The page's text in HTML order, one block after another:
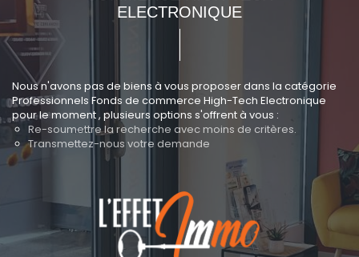
ELECTRONIQUE
Nous n'avons pas de biens à vous proposer dans la catégorie
Professionnels Fonds de commerce High-Tech Electronique
pour le moment , plusieurs options s'offrent à vous :
Re-soumettre la recherche avec moins de critères.
Transmettez-nous votre demande